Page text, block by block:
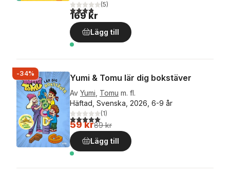
3,8utav 5 stjärnor. Totalt antal röster:
(5)
169 kr
Lägg till
-34% Yumi & Tomu lär dig bokstäver
Av Yumi Tomu m. fl.
Häftad, Svenska, 2026, 6-9 år
5,0utav 5 stjärnor. Totalt antal röster:
(1)
59 kr89 kr
Lägg till